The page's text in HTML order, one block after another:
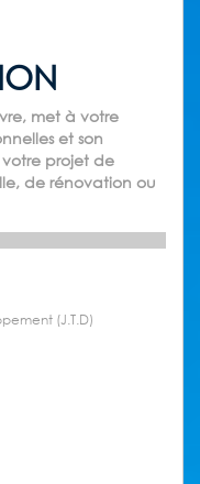
met à votre
et son
projet de
de rénovation ou
(J.T.D)